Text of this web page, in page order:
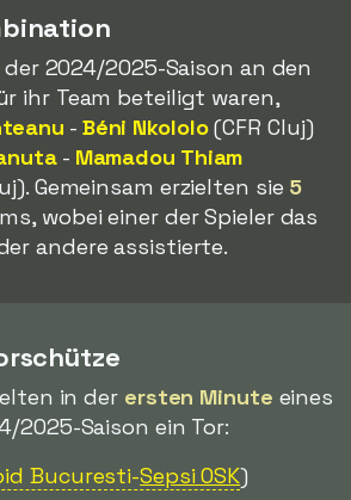
der 2024/2025-Saison an den
ihr Team beteiligt waren,
- Béni Nkololo(CFR Cluj)
- Mamadou Thiam
Gemeinsam erzielten sie 5
wobei einer der Spieler das
andere assistierte.
in der ersten Minute eines
2025-Saison ein Tor:
Bucuresti-Sepsi OSK)